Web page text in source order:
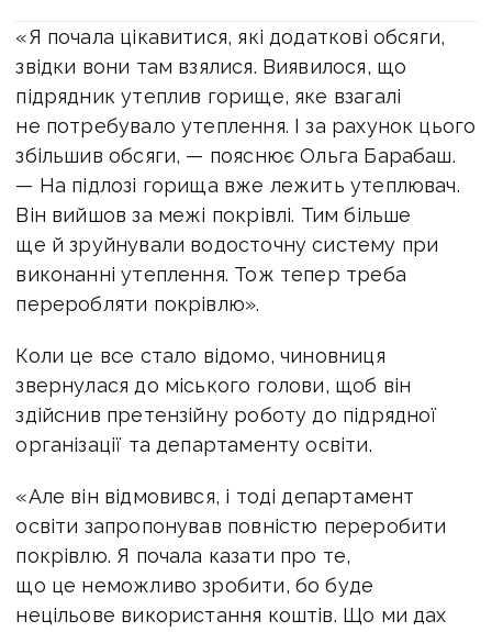
«Я почала цікавитися, які додаткові обсяги,
звідки вони там взялися. Виявилося, що
підрядник утеплив горище, яке взагалі
не потребувало утеплення. І за рахунок цього
збільшив обсяги, — пояснює Ольга Барабаш.
— На підлозі горища вже лежить утеплювач.
Він вийшов за межі покрівлі. Тим більше
ще й зруйнували водосточну систему при
виконанні утеплення. Тож тепер треба
переробляти покрівлю».
Коли це все стало відомо, чиновниця
звернулася до міського голови, щоб він
здійснив претензійну роботу до підрядної
організації та департаменту освіти.
«Але він відмовився, і тоді департамент
освіти запропонував повністю переробити
покрівлю. Я почала казати про те,
що це неможливо зробити, бо буде
нецільове використання коштів. Що ми дах